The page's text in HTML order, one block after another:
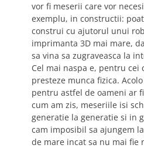
vor fi meserii care vor
exemplu, in constructii:
construi cu ajutorul unui
imprimanta 3D mai mare,
sa vina sa zugraveasca la
Cel mai naspa e, pentru cei
presteze munca fizica.
pentru astfel de oameni ar
cum am zis, meseriile isi
generatie la generatie si in
cam imposibil sa ajungem
de mare incat sa nu mai fie